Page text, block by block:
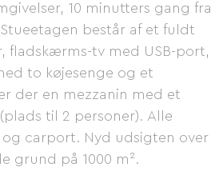
10 minutters gang fra
består af et fuldt
fladskærms-tv med USB-port,
to køjesenge og et
der en mezzanin med et
til 2 personer). Alle
carport. Nyd udsigten over
grund på 1000 m².